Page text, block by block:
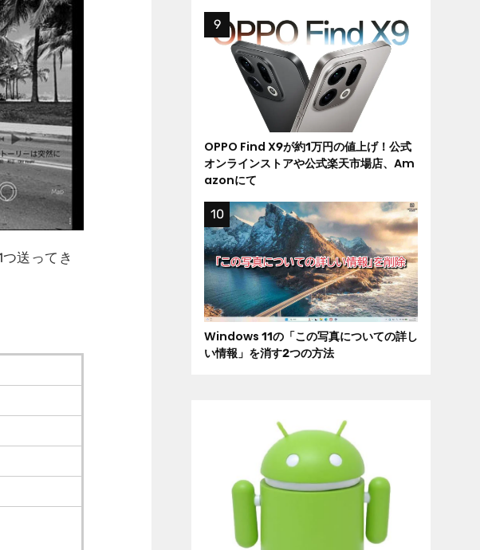
送ってき
OPPO Find X9が約1万円の値上げ！公式
オンラインストアや公式楽天市場店、Am
azonにて
Windows 11の「この写真についての詳し
い情報」を消す2つの方法